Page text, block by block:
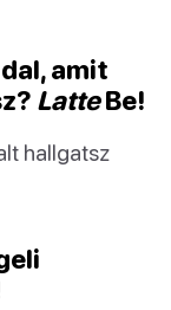
amit
LatteBe!
hallgatsz